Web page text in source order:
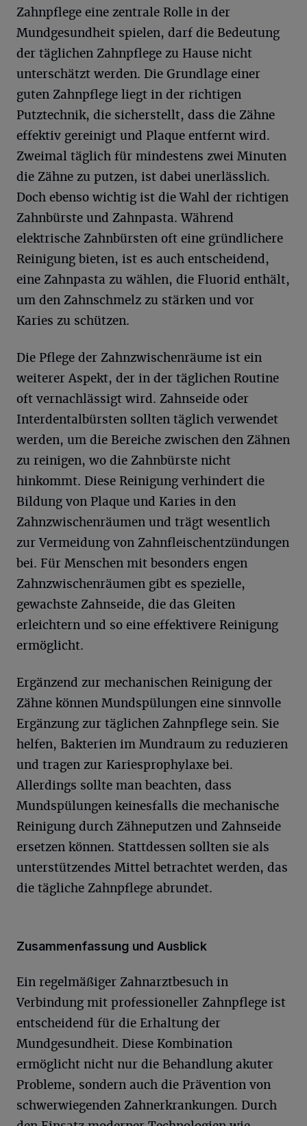
Zahnpflege eine zentrale Rolle in der
Mundgesundheit spielen, darf die Bedeutung
der täglichen Zahnpflege zu Hause nicht
unterschätzt werden. Die Grundlage einer
guten Zahnpflege liegt in der richtigen
Putztechnik, die sicherstellt, dass die Zähne
effektiv gereinigt und Plaque entfernt wird.
Zweimal täglich für mindestens zwei Minuten
die Zähne zu putzen, ist dabei unerlässlich.
Doch ebenso wichtig ist die Wahl der richtigen
Zahnbürste und Zahnpasta. Während
elektrische Zahnbürsten oft eine gründlichere
Reinigung bieten, ist es auch entscheidend,
eine Zahnpasta zu wählen, die Fluorid enthält,
um den Zahnschmelz zu stärken und vor
Karies zu schützen.
Die Pflege der Zahnzwischenräume ist ein
weiterer Aspekt, der in der täglichen Routine
oft vernachlässigt wird. Zahnseide oder
Interdentalbürsten sollten täglich verwendet
werden, um die Bereiche zwischen den Zähnen
zu reinigen, wo die Zahnbürste nicht
hinkommt. Diese Reinigung verhindert die
Bildung von Plaque und Karies in den
Zahnzwischenräumen und trägt wesentlich
zur Vermeidung von Zahnfleischentzündungen
bei. Für Menschen mit besonders engen
Zahnzwischenräumen gibt es spezielle,
gewachste Zahnseide, die das Gleiten
erleichtern und so eine effektivere Reinigung
ermöglicht.
Ergänzend zur mechanischen Reinigung der
Zähne können Mundspülungen eine sinnvolle
Ergänzung zur täglichen Zahnpflege sein. Sie
helfen, Bakterien im Mundraum zu reduzieren
und tragen zur Kariesprophylaxe bei.
Allerdings sollte man beachten, dass
Mundspülungen keinesfalls die mechanische
Reinigung durch Zähneputzen und Zahnseide
ersetzen können. Stattdessen sollten sie als
unterstützendes Mittel betrachtet werden, das
die tägliche Zahnpflege abrundet.
Zusammenfassung und Ausblick
Ein regelmäßiger Zahnarztbesuch in
Verbindung mit professioneller Zahnpflege ist
entscheidend für die Erhaltung der
Mundgesundheit. Diese Kombination
ermöglicht nicht nur die Behandlung akuter
Probleme, sondern auch die Prävention von
schwerwiegenden Zahnerkrankungen. Durch